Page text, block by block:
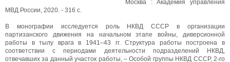
Москва : Академия управления
МВД России, 2020. - 316 с.
В монографии исследуется роль НКВД СССР в организации
партизанского движения на начальном этапе войны, диверсионной
работы в тылу врага в 1941–43 гг. Структура работы построена в
соответствии с периодами деятельности подразделений НКВД,
отвечавших за данный участок работы, – Особой группы НКВД СССР, 2-го